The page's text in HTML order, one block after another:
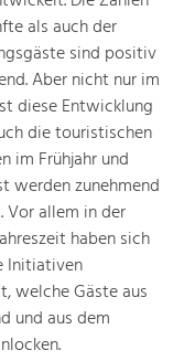
als auch der
sind positiv
Aber nicht nur im
diese Entwicklung
die touristischen
im Frühjahr und
werden zunehmend
Vor allem in der
haben sich
Initiativen
welche Gäste aus
und aus dem